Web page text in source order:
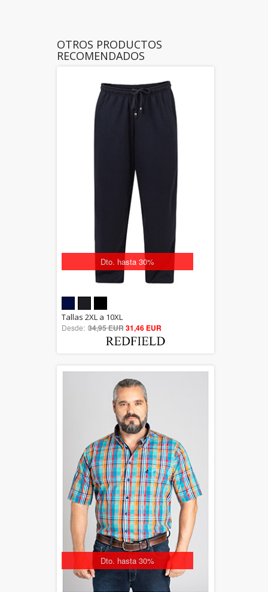
OTROS PRODUCTOS
RECOMENDADOS
Dto. hasta 30%
5.00
out of 5
Tallas 2XL a 10XL
Desde: 34,95 EUR31,46 EUR
Dto. hasta 30%